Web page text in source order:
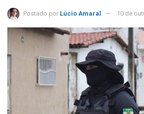
Postado por Lúcio Amaral 10 de